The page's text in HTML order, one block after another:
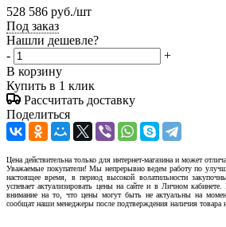
528 586 руб./шт
Под заказ
Нашли дешевле?
-
+
В корзину
Купить в 1 клик
Рассчитать доставку
Поделиться
Цена действительна только для интернет-магазина и может
Уважаемые покупатели! Мы непрерывно ведем работу по
настоящее время, в период высокой волатильности
успевает актуализировать цены на сайте и в Личном
внимание на то, что цены могут быть не актуальны на
сообщат наши менеджеры после подтверждения наличия товара